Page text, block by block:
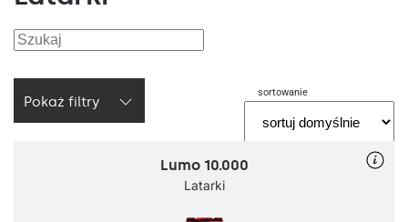
Pokaż filtry
sortowanie
Lumo 10.000
Latarki